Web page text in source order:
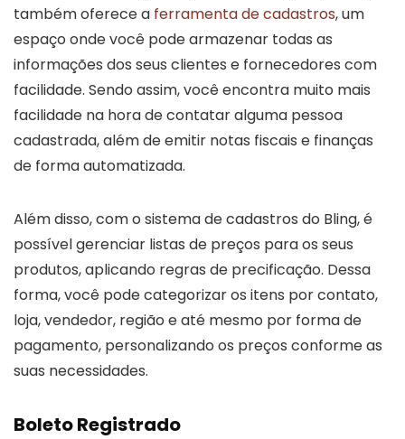
também oferece a ferramenta de cadastros, um
espaço onde você pode armazenar todas as
informações dos seus clientes e fornecedores com
facilidade. Sendo assim, você encontra muito mais
facilidade na hora de contatar alguma pessoa
cadastrada, além de emitir notas fiscais e finanças
de forma automatizada.
Além disso, com o sistema de cadastros do Bling, é
possível gerenciar listas de preços para os seus
produtos, aplicando regras de precificação. Dessa
forma, você pode categorizar os itens por contato,
loja, vendedor, região e até mesmo por forma de
pagamento, personalizando os preços conforme as
suas necessidades.
Boleto Registrado